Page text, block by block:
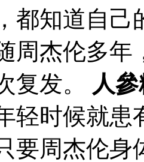
都知道自
周杰伦多年
复发。
人
轻时候就
要周杰伦